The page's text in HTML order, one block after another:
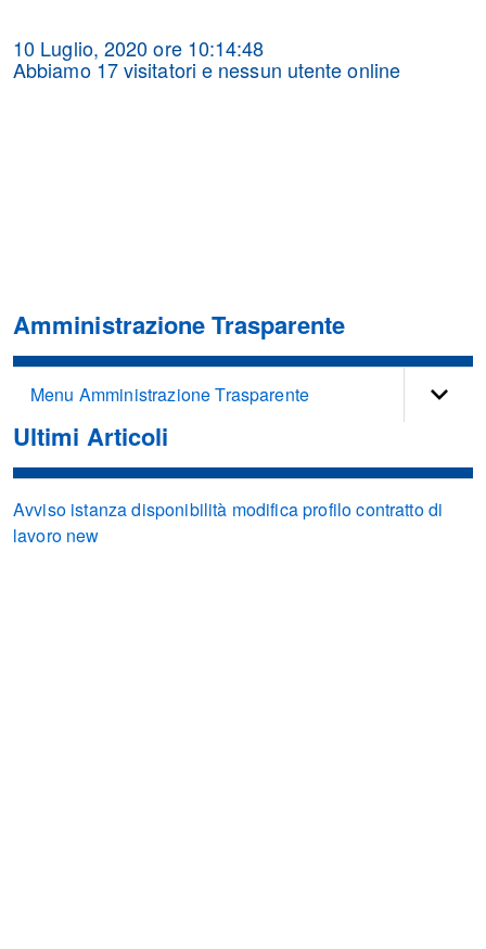
10 Luglio, 2020 ore 10:14:48
Abbiamo 17 visitatori e nessun utente online
Amministrazione Trasparente
Menu Amministrazione Trasparente
Ultimi Articoli
Avviso istanza disponibilità modifica profilo contratto di
lavoro new